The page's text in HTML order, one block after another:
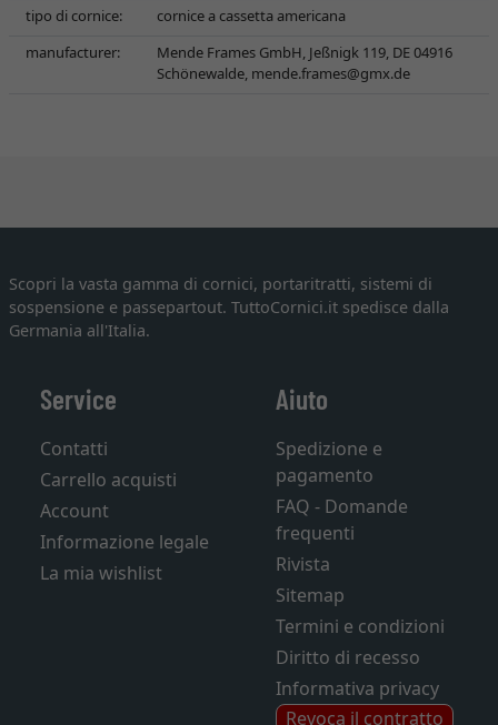
tipo di cornice:
cornice a cassetta americana
manufacturer:
Mende Frames GmbH, Jeßnigk 119, DE 04916
Schönewalde, mende.frames@gmx.de
Scopri la vasta gamma di cornici, portaritratti, sistemi di
sospensione e passepartout. TuttoCornici.it spedisce dalla
Germania all'Italia.
Service
Contatti
Carrello acquisti
Account
Informazione legale
La mia wishlist
Aiuto
Spedizione e
pagamento
FAQ - Domande
frequenti
Rivista
Sitemap
Termini e condizioni
Diritto di recesso
Informativa privacy
Revoca il contratto